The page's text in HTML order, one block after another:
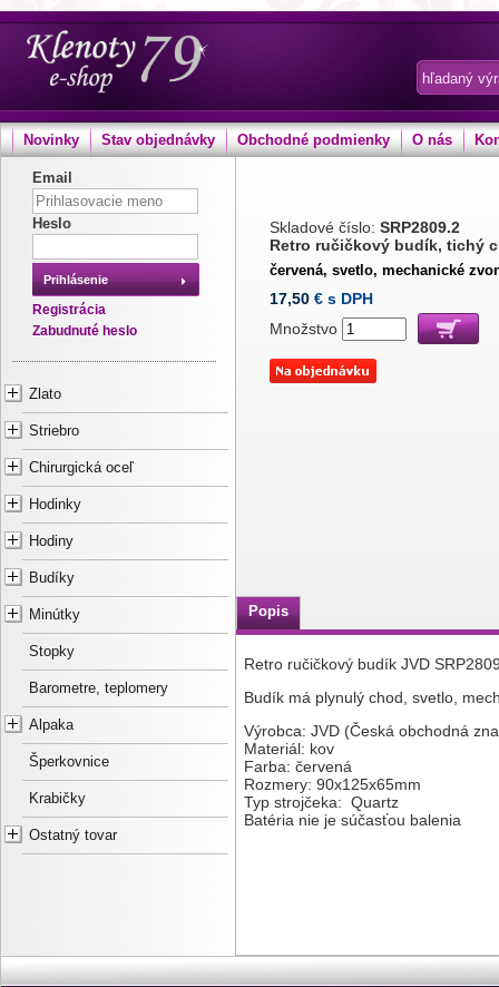
Novinky Stav objednávky Obchodné podmienky O nás
Email
Heslo
Prihlásenie
Registrácia
Zabudnuté heslo
Zlato
Striebro
Chirurgická oceľ
Hodinky
Hodiny
Budíky
Minútky
Stopky
Barometre, teplomery
Alpaka
Šperkovnice
Krabičky
Ostatný tovar
Skladové číslo: SRP2809.2
Retro ručičkový budík, tichý
červená, svetlo, mechanické
17,50 € s DPH
Množstvo
Popis
Retro ručičkový budík JVD
Budík má plynulý chod, svetlo,
Výrobca: JVD (Česká obchodná
Materiál: kov
Farba: červená
Rozmery: 90x125x65mm
Typ strojčeka: Quartz
Batéria nie je súčasťou balenia